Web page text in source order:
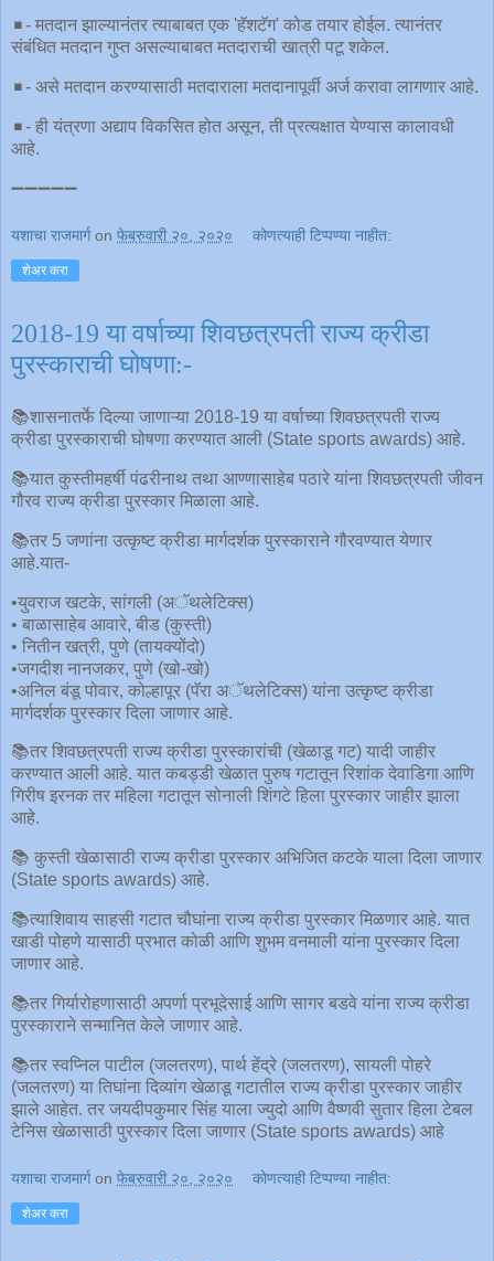
◾️- मतदान झाल्यानंतर त्याबाबत एक 'हॅशटॅग' कोड तयार होईल. त्यानंतर
संबंधित मतदान गुप्त असल्याबाबत मतदाराची खात्री पटू शकेल.
◾️- असे मतदान करण्यासाठी मतदाराला मतदानापूर्वी अर्ज करावा लागणार आहे.
◾️- ही यंत्रणा अद्याप विकसित होत असून, ती प्रत्यक्षात येण्यास कालावधी
आहे.
➖➖➖➖➖
यशाचा राजमार्ग on फेब्रुवारी २०, २०२० कोणत्याही टिप्पण्‍या नाहीत:
शेअर करा
2018-19 या वर्षाच्या शिवछत्रपती राज्य क्रीडा
पुरस्काराची घोषणा:-
📚शासनातर्फे दिल्या जाणाऱ्या 2018-19 या वर्षाच्या शिवछत्रपती राज्य
क्रीडा पुरस्काराची घोषणा करण्यात आली (State sports awards) आहे.
📚यात कुस्तीमहर्षी पंढरीनाथ तथा आण्णासाहेब पठारे यांना शिवछत्रपती जीवन
गौरव राज्य क्रीडा पुरस्कार मिळाला आहे.
📚तर 5 जणांना उत्कृष्ट क्रीडा मार्गदर्शक पुरस्काराने गौरवण्यात येणार
आहे.यात-
•युवराज खटके, सांगली (अॅथलेटिक्स)
• बाळासाहेब आवारे, बीड (कुस्ती)
• नितीन खत्री, पुणे (तायक्योंदो)
•जगदीश नानजकर, पुणे (खो-खो)
•अनिल बंडू पोवार, कोल्हापूर (पॅरा अॅथलेटिक्स) यांना उत्कृष्ट क्रीडा
मार्गदर्शक पुरस्कार दिला जाणार आहे.
📚तर शिवछत्रपती राज्य क्रीडा पुरस्कारांची (खेळाडू गट) यादी जाहीर
करण्यात आली आहे. यात कबड्डी खेळात पुरुष गटातून रिशांक देवाडिगा आणि
गिरीष इरनक तर महिला गटातून सोनाली शिंगटे हिला पुरस्कार जाहीर झाला
आहे.
📚 कुस्ती खेळासाठी राज्य क्रीडा पुरस्कार अभिजित कटके याला दिला जाणार
(State sports awards) आहे.
📚त्याशिवाय साहसी गटात चौघांना राज्य क्रीडा पुरस्कार मिळणार आहे. यात
खाडी पोहणे यासाठी प्रभात कोळी आणि शुभम वनमाली यांना पुरस्कार दिला
जाणार आहे.
📚तर गिर्यारोहणासाठी अपर्णा प्रभूदेसाई आणि सागर बडवे यांना राज्य क्रीडा
पुरस्काराने सन्मानित केले जाणार आहे.
📚तर स्वप्निल पाटील (जलतरण), पार्थ हेंद्रे (जलतरण), सायली पोहरे
(जलतरण) या तिघांना दिव्यांग खेळाडू गटातील राज्य क्रीडा पुरस्कार जाहीर
झाले आहेत. तर जयदीपकुमार सिंह याला ज्युदो आणि वैष्णवी सुतार हिला टेबल
टेनिस खेळासाठी पुरस्कार दिला जाणार (State sports awards) आहे
यशाचा राजमार्ग on फेब्रुवारी २०, २०२० कोणत्याही टिप्पण्‍या नाहीत:
शेअर करा